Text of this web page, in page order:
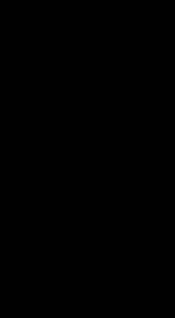
and LLM
noise.